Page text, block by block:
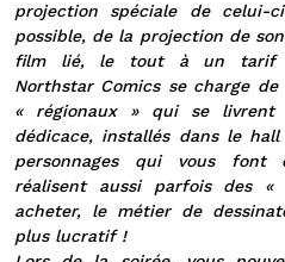
projection spéciale de celui-
possible, de la projection de
film lié, le tout à un tarif
Northstar Comics se charge
« régionaux » qui se
dédicace, installés dans le
personnages qui vous
réalisent aussi parfois des
acheter, le métier de
plus lucratif !